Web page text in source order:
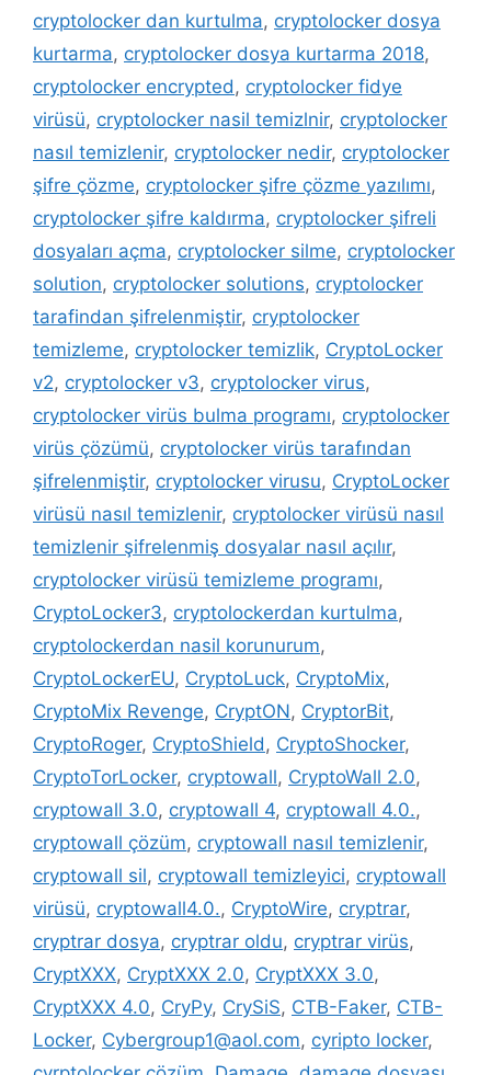
cryptolocker dan kurtulma, cryptolocker dosya
kurtarma, cryptolocker dosya kurtarma 2018,
cryptolocker encrypted, cryptolocker fidye
virüsü, cryptolocker nasil temizlnir, cryptolocker
nasıl temizlenir, cryptolocker nedir, cryptolocker
şifre çözme, cryptolocker şifre çözme yazılımı,
cryptolocker şifre kaldırma, cryptolocker şifreli
dosyaları açma, cryptolocker silme, cryptolocker
solution, cryptolocker solutions, cryptolocker
tarafindan şifrelenmiştir, cryptolocker
temizleme, cryptolocker temizlik, CryptoLocker
v2, cryptolocker v3, cryptolocker virus,
cryptolocker virüs bulma programı, cryptolocker
virüs çözümü, cryptolocker virüs tarafından
şifrelenmiştir, cryptolocker virusu, CryptoLocker
virüsü nasıl temizlenir, cryptolocker virüsü nasıl
temizlenir şifrelenmiş dosyalar nasıl açılır,
cryptolocker virüsü temizleme programı,
CryptoLocker3, cryptolockerdan kurtulma,
cryptolockerdan nasil korunurum,
CryptoLockerEU, CryptoLuck, CryptoMix,
CryptoMix Revenge, CryptON, CryptorBit,
CryptoRoger, CryptoShield, CryptoShocker,
CryptoTorLocker, cryptowall, CryptoWall 2.0,
cryptowall 3.0, cryptowall 4, cryptowall 4.0.,
cryptowall çözüm, cryptowall nasıl temizlenir,
cryptowall sil, cryptowall temizleyici, cryptowall
virüsü, cryptowall4.0., CryptoWire, cryptrar,
cryptrar dosya, cryptrar oldu, cryptrar virüs,
CryptXXX, CryptXXX 2.0, CryptXXX 3.0,
CryptXXX 4.0, CryPy, CrySiS, CTB-Faker, CTB-
Locker, Cybergroup1@aol.com, cyripto locker,